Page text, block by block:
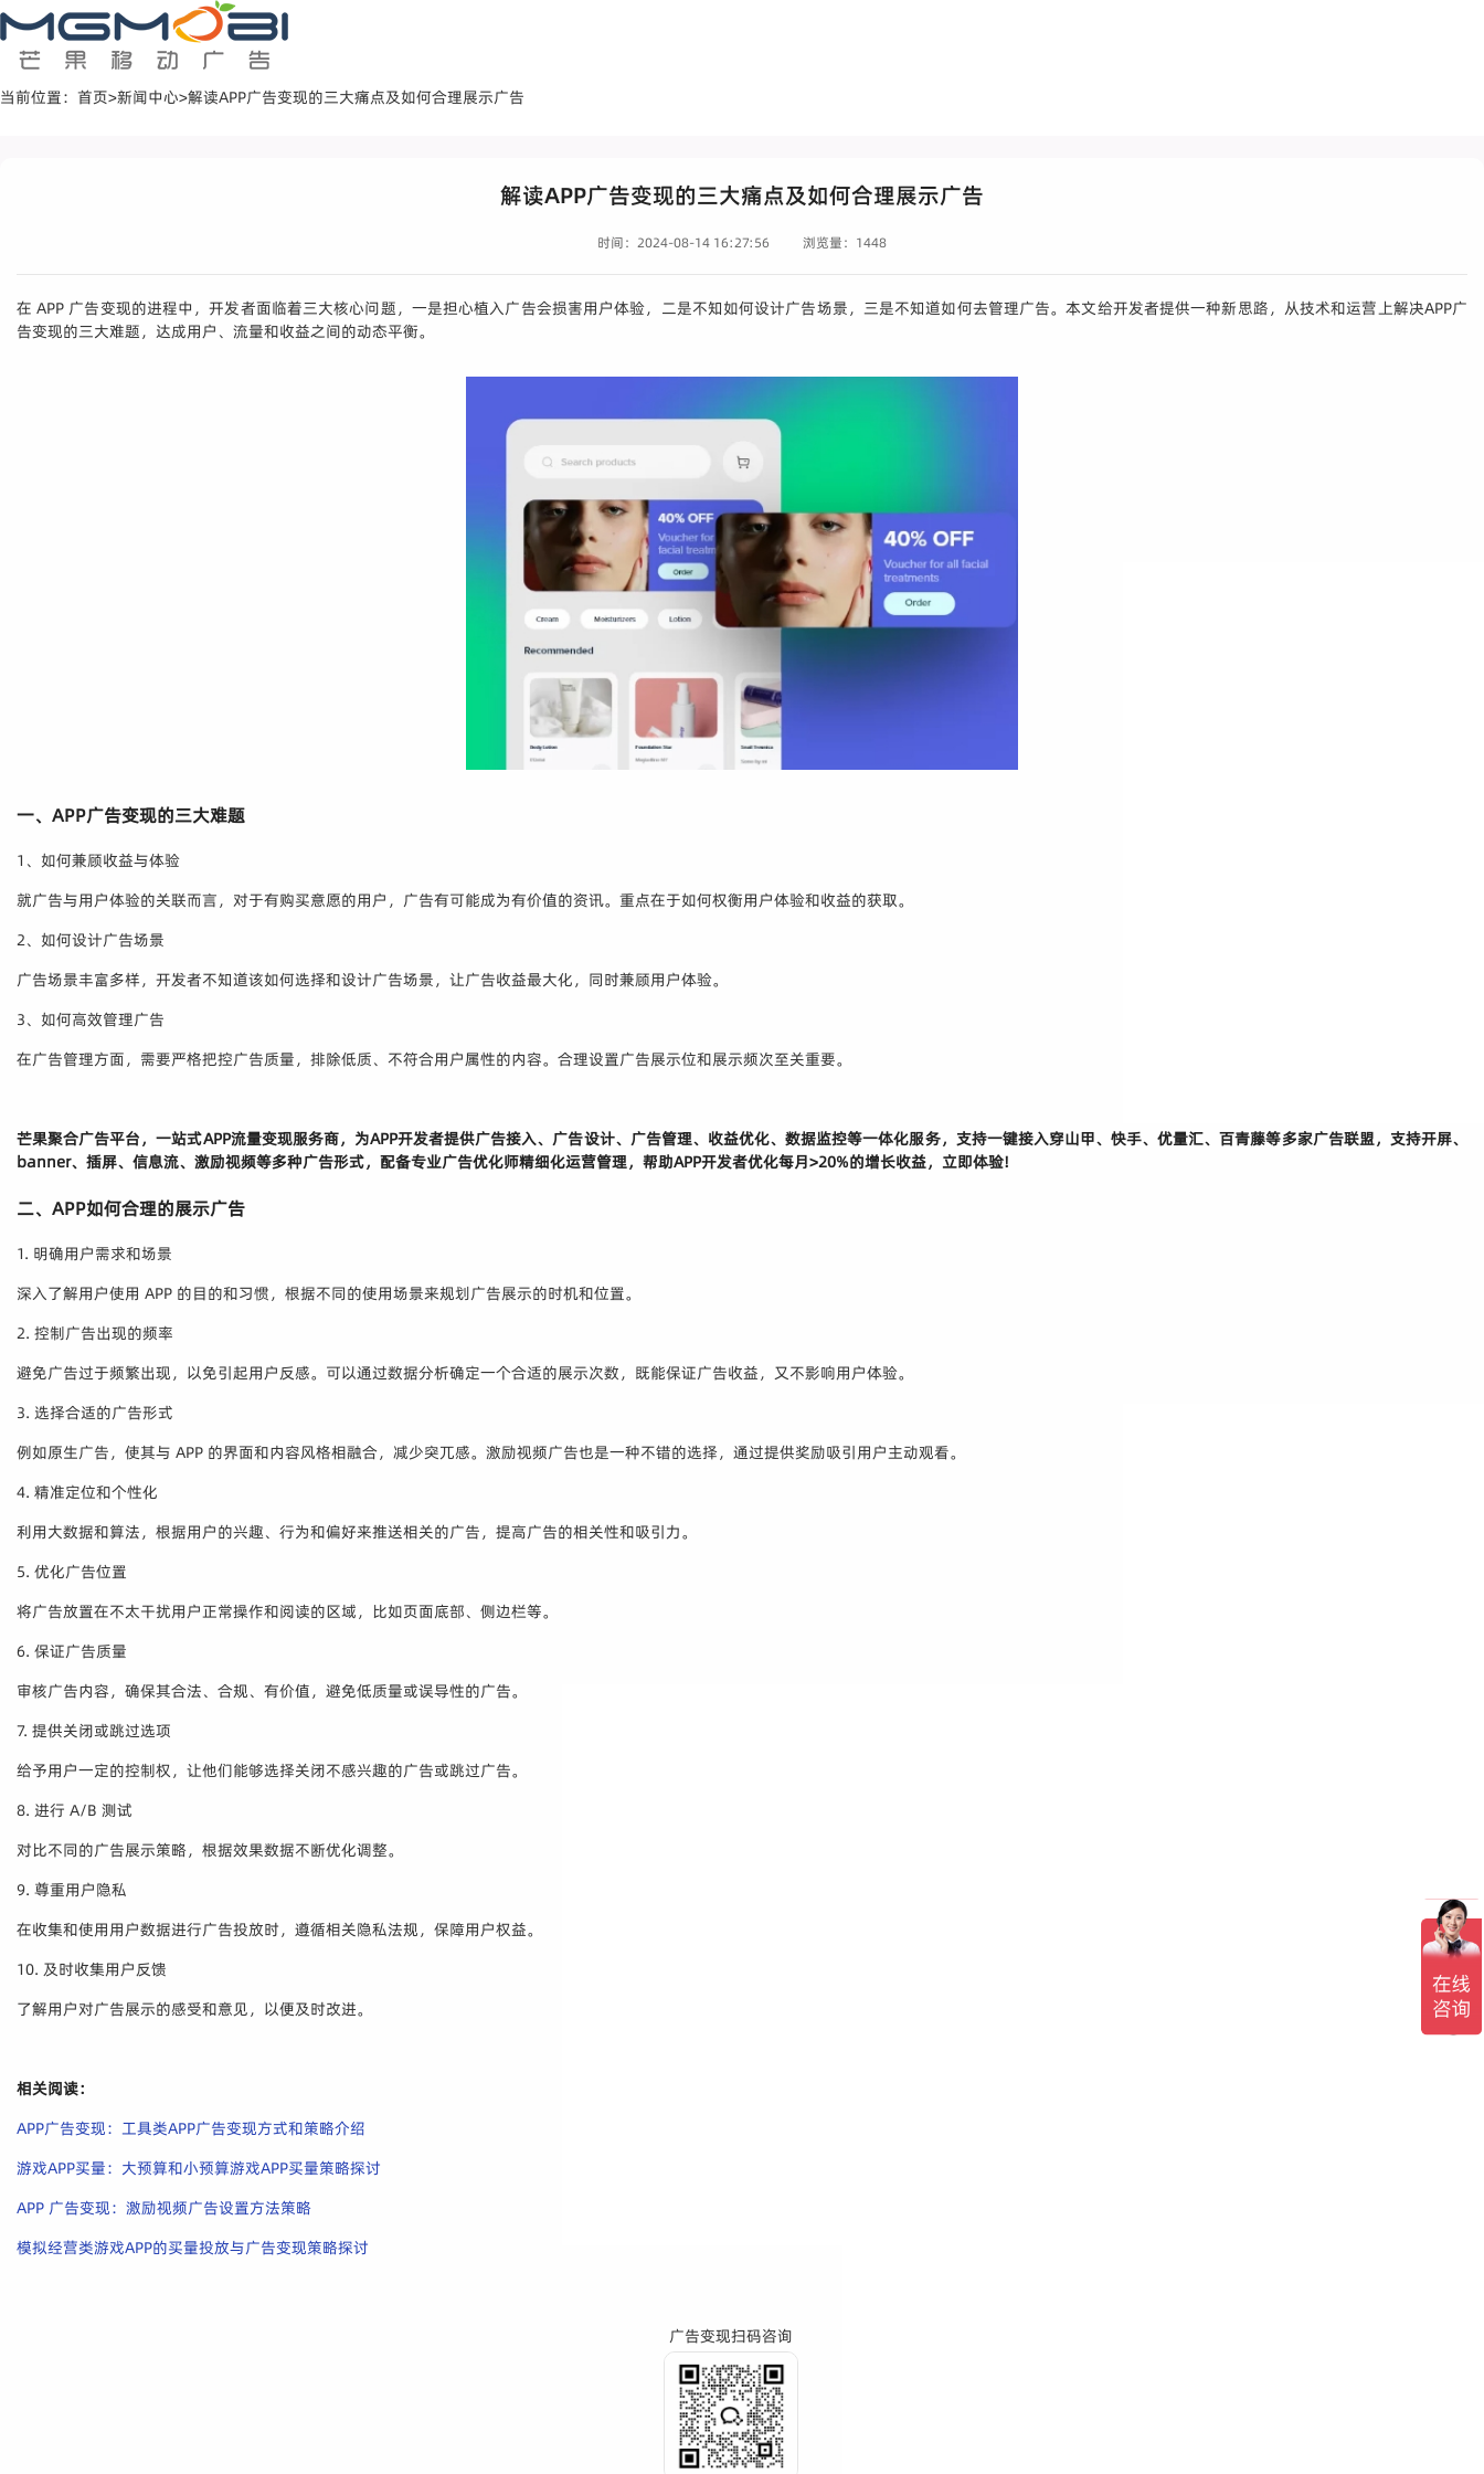
当前位置： 首页>新闻中心>解读APP广告变现的三大痛点及如何合理展示广告
解读APP广告变现的三大痛点及如何合理展示广告
时间：2024-08-14 16:27:56 浏览量：1448
在 APP 广告变现的进程中，开发者面临着三大核心问题，一是担心植入广告会损害用户体验，二是不知如何设计广告场景，三是不知道如何去管理广告。本文给开发者提供一种新思路，从技术和运营上解决APP广
告变现的三大难题，达成用户、流量和收益之间的动态平衡。
一、APP广告变现的三大难题
1、如何兼顾收益与体验
就广告与用户体验的关联而言，对于有购买意愿的用户，广告有可能成为有价值的资讯。重点在于如何权衡用户体验和收益的获取。
2、如何设计广告场景
广告场景丰富多样，开发者不知道该如何选择和设计广告场景，让广告收益最大化，同时兼顾用户体验。
3、如何高效管理广告
在广告管理方面，需要严格把控广告质量，排除低质、不符合用户属性的内容。合理设置广告展示位和展示频次至关重要。
芒果聚合广告平台，一站式APP流量变现服务商，为APP开发者提供广告接入、广告设计、广告管理、收益优化、数据监控等一体化服务，支持一键接入穿山甲、快手、优量汇、百青藤等多家广告联盟，支持开屏、
banner、插屏、信息流、激励视频等多种广告形式，配备专业广告优化师精细化运营管理，帮助APP开发者优化每月>20%的增长收益， 立即体验!
二、APP如何合理的展示广告
1. 明确用户需求和场景
深入了解用户使用 APP 的目的和习惯，根据不同的使用场景来规划广告展示的时机和位置。
2. 控制广告出现的频率
避免广告过于频繁出现，以免引起用户反感。可以通过数据分析确定一个合适的展示次数，既能保证广告收益，又不影响用户体验。
3. 选择合适的广告形式
例如原生广告，使其与 APP 的界面和内容风格相融合，减少突兀感。激励视频广告也是一种不错的选择，通过提供奖励吸引用户主动观看。
4. 精准定位和个性化
利用大数据和算法，根据用户的兴趣、行为和偏好来推送相关的广告，提高广告的相关性和吸引力。
5. 优化广告位置
将广告放置在不太干扰用户正常操作和阅读的区域，比如页面底部、侧边栏等。
6. 保证广告质量
审核广告内容，确保其合法、合规、有价值，避免低质量或误导性的广告。
7. 提供关闭或跳过选项
给予用户一定的控制权，让他们能够选择关闭不感兴趣的广告或跳过广告。
8. 进行 A/B 测试
对比不同的广告展示策略，根据效果数据不断优化调整。
9. 尊重用户隐私
在收集和使用用户数据进行广告投放时，遵循相关隐私法规，保障用户权益。
10. 及时收集用户反馈
了解用户对广告展示的感受和意见，以便及时改进。
相关阅读：
APP广告变现：工具类APP广告变现方式和策略介绍
游戏APP买量：大预算和小预算游戏APP买量策略探讨
APP 广告变现：激励视频广告设置方法策略
模拟经营类游戏APP的买量投放与广告变现策略探讨
广告变现扫码咨询